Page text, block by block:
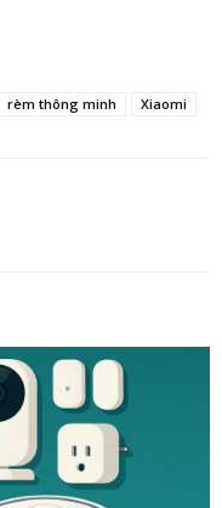
rèm thông minh Xiaomi